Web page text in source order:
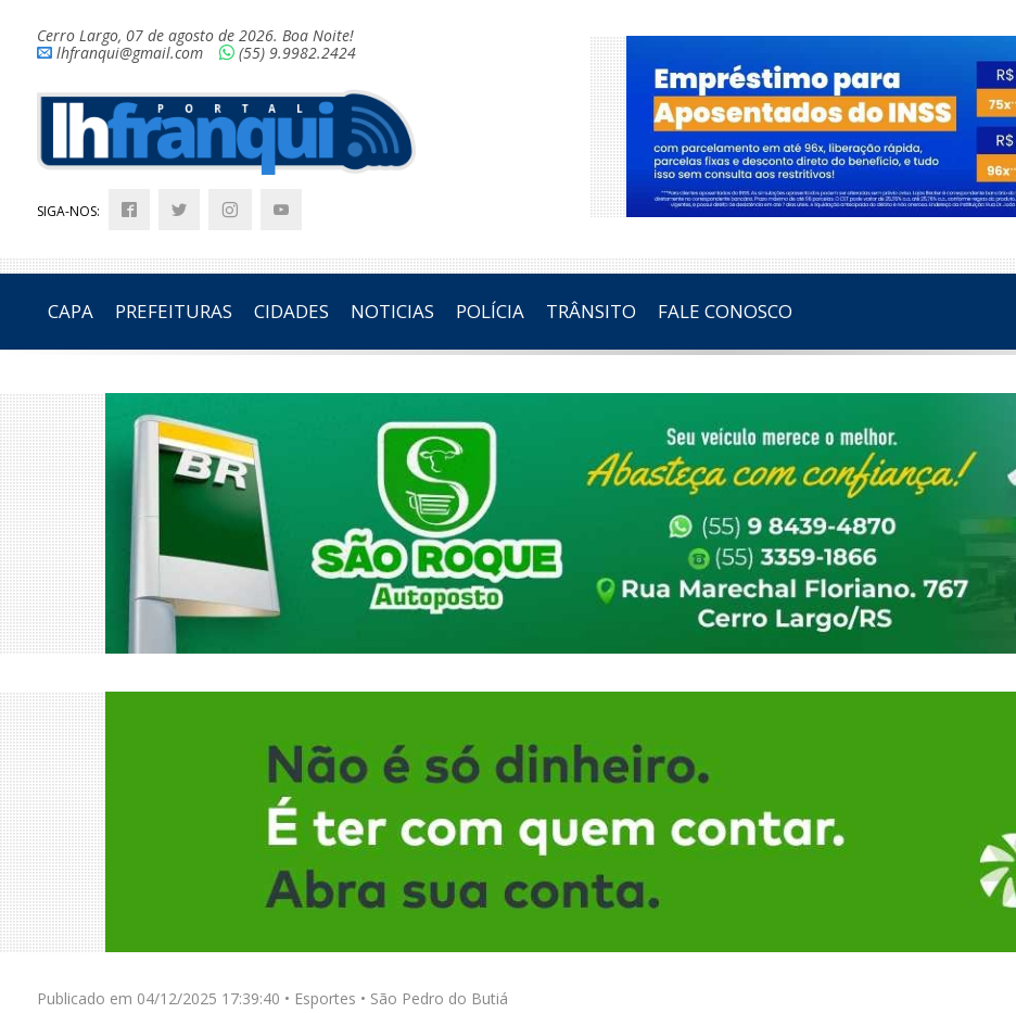
Cerro Largo, 07 de agosto de 2026. Boa Noite!
lhfranqui@gmail.com
(55) 9.9982.2424
SIGA-NOS:
CAPA PREFEITURAS CIDADES NOTICIAS POLÍCIA TRÂNSITO FALE CONOSCO
Publicado em 04/12/2025 17:39:40 • Esportes • São Pedro do Butiá